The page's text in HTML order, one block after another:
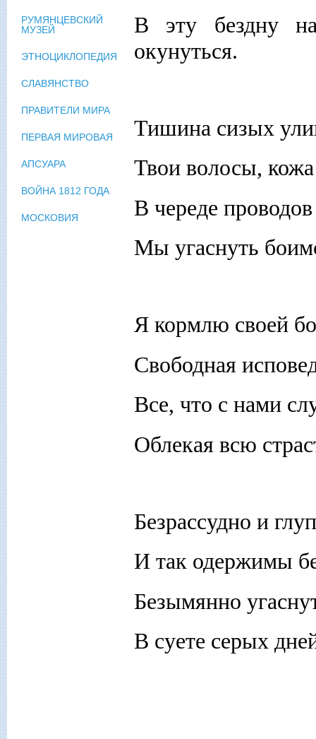
В эту бездну
окунуться.
Тишина сизых
Твои волосы,
В череде
Мы угаснуть
Я кормлю своей
Свободная
Все, что с нами
Облекая всю
Безрассудно и
И так одержимы
Безымянно
В суете серых
РУМЯНЦЕВСКИЙ
МУЗЕЙ
ЭТНОЦИКЛОПЕДИЯ
СЛАВЯНСТВО
ПРАВИТЕЛИ МИРА
ПЕРВАЯ МИРОВАЯ
АПСУАРА
ВОЙНА 1812 ГОДА
МОСКОВИЯ